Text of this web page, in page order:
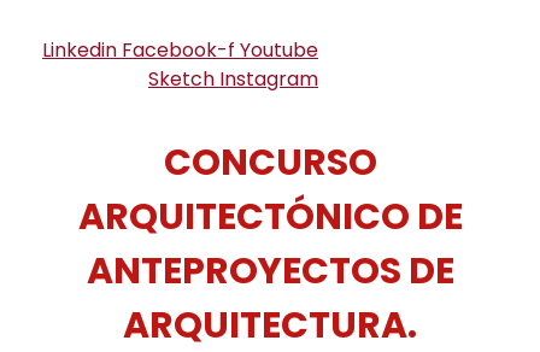
Linkedin Facebook-f Youtube
Sketch Instagram
CONCURSO
ARQUITECTÓNICO DE
ANTEPROYECTOS DE
ARQUITECTURA.